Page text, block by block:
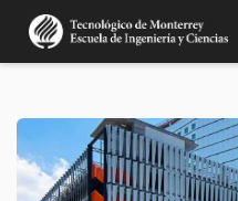
Pasar
contenido